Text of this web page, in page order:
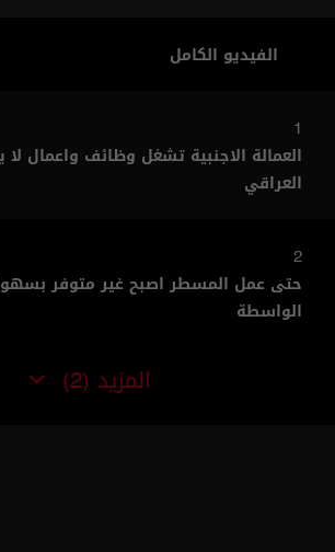
الفيديو الكامل
1
العمالة الاجنبية تشغل وظائف واعمال لا
العراقي
2
حتى عمل المسطر اصبح غير متوفر
الواسطة
المزيد (2)